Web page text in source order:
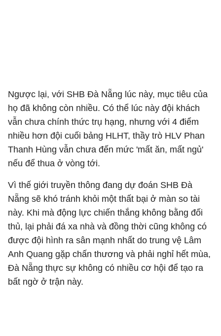
Ngược lại, với SHB Đà Nẵng lúc này, mục tiêu của
họ đã không còn nhiều. Có thể lúc này đội khách
vẫn chưa chính thức trụ hạng, nhưng với 4 điểm
nhiều hơn đội cuối bảng HLHT, thầy trò HLV Phan
Thanh Hùng vẫn chưa đến mức 'mất ăn, mất ngủ'
nếu để thua ở vòng tới.
Vì thế giới truyền thông đang dự đoán SHB Đà
Nẵng sẽ khó tránh khỏi một thất bại ở màn so tài
này. Khi mà động lực chiến thắng không bằng đối
thủ, lại phải đá xa nhà và đồng thời cũng không có
được đội hình ra sân mạnh nhất do trung vệ Lâm
Anh Quang gặp chấn thương và phải nghỉ hết mùa,
Đà Nẵng thực sự không có nhiều cơ hội để tạo ra
bất ngờ ở trận này.